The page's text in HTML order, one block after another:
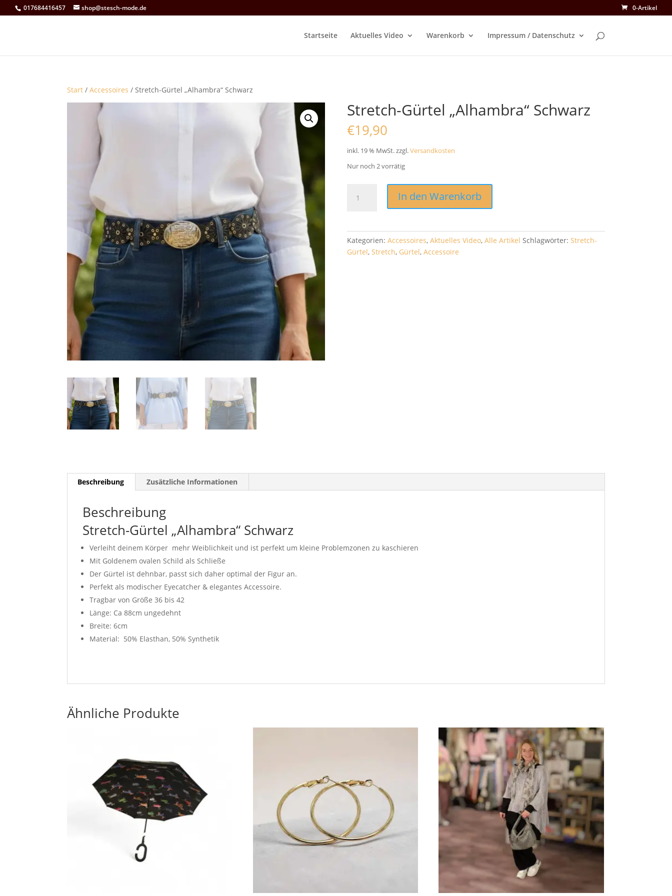
017684416457 shop@stesch-mode.de 0-Artikel
Startseite Aktuelles Video Warenkorb Impressum / Datenschutz
Start /Accessoires / Stretch-Gürtel „Alhambra“ Schwarz
Stretch-Gürtel „Alhambra“ Schwarz
€19,90
inkl. 19 % MwSt. zzgl.Versandkosten
Nur noch 2 vorrätig
Gürtel
In den Warenkorb
Kategorien: Accessoires, Aktuelles Video, Alle Artikel Schlagwörter: Stretch-
Gürtel, Stretch, Gürtel, Accessoire
Beschreibung Zusätzliche Informationen
Beschreibung
Stretch-Gürtel „Alhambra“ Schwarz
Verleiht deinem Körper mehr Weiblichkeit und ist perfekt um kleine Problemzonen zu kaschieren
Mit Goldenem ovalen Schild als Schließe
Der Gürtel ist dehnbar, passt sich daher optimal der Figur an.
Perfekt als modischer Eyecatcher & elegantes Accessoire.
Tragbar von Größe 36 bis 42
Länge: Ca 88cm ungedehnt
Breite: 6cm
Material: 50% Elasthan, 50% Synthetik
Ähnliche Produkte